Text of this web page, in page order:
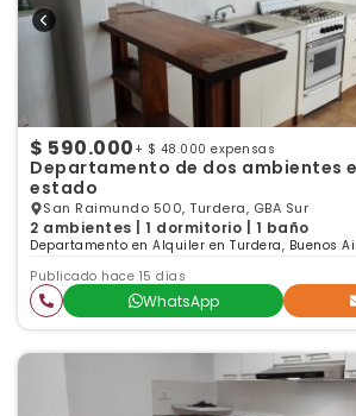
$ 590.000 + $ 48.000 expensas
Departamento de dos ambientes
estado
San Raimundo 500, Turdera, GBA Sur
2 ambientes | 1 dormitorio | 1 baño
Departamento en Alquiler en Turdera, Buenos
Publicado hace 15 días
WhatsApp